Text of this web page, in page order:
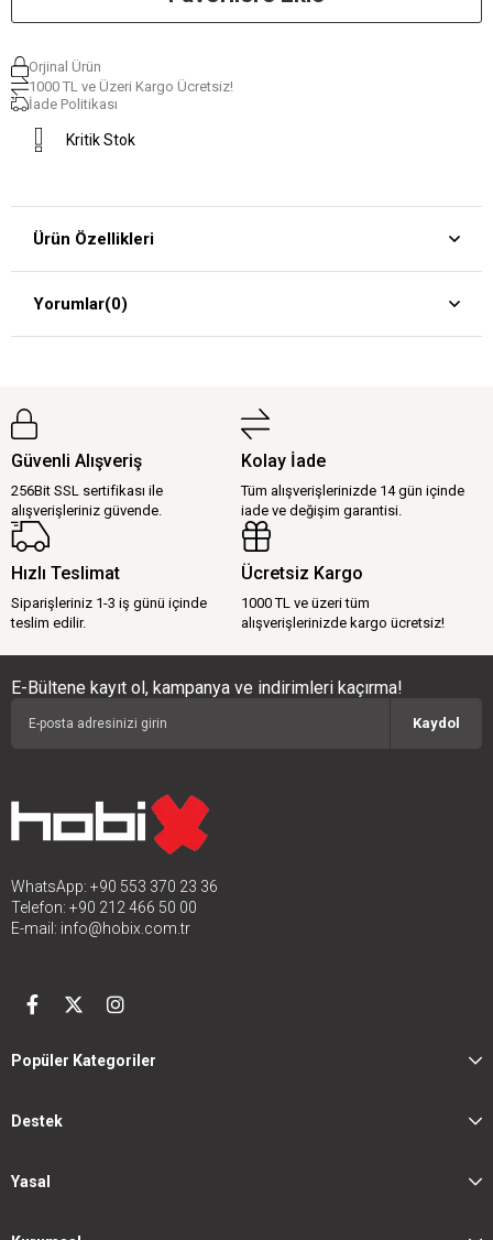
Orjinal Ürün
1000 TL ve Üzeri Kargo Ücretsiz!
İade Politikası
Kritik Stok
Ürün Özellikleri
Yorumlar(0)
Güvenli Alışveriş
256Bit SSL sertifikası ile
alışverişleriniz güvende.
Kolay İade
Tüm alışverişlerinizde 14 gün içinde
iade ve değişim garantisi.
Hızlı Teslimat
Siparişleriniz 1-3 iş günü içinde
teslim edilir.
Ücretsiz Kargo
1000 TL ve üzeri tüm
alışverişlerinizde kargo ücretsiz!
E-Bültene kayıt ol, kampanya ve indirimleri kaçırma!
Kaydol
WhatsApp: +90 553 370 23 36
Telefon: +90 212 466 50 00
E-mail: info@hobix.com.tr
Popüler Kategoriler
Destek
Yasal